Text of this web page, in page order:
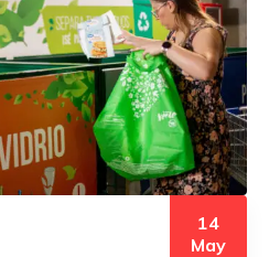
14
May